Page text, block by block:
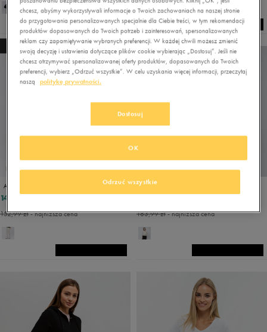
NEW
PROMO: DO -30%
ADIDAS SPODNIE W SL FT CF PT
144,49 zł
152,99 zł- najniższa cena
NEW
PROMO: DO -30%
ADIDAS BLUZA Z KAPTUREM W 3S FT QZ HD
170,99 zł
183,99 zł- najniższa cena
chcesz, abyśmy wykorzystywali informacje o Twoich zachowaniach na naszej stronie
do przygotowania personalizowanych specjalnie dla Ciebie treści, w tym rekomendacji
produktów dopasowanych do Twoich potrzeb i zainteresowań, spersonalizowanych
reklam czy zapamiętywanie wybranych preferencji. W każdej chwili możesz zmienić
swoją decyzję i ustawienia dotyczące plików cookie wybierając „Dostosuj”. Jeśli nie
chcesz otrzymywać spersonalizowanej oferty produktów, dopasowanych do Twoich
preferencji, wybierz „Odrzuć wszystkie”. W celu uzyskania więcej informacji, przeczytaj
naszą
politykę prywatności.
Dostosuj
Odrzuć wszystkie
OK